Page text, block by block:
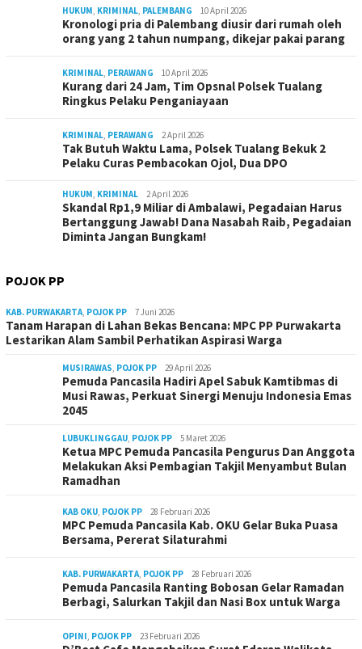
HUKUM, KRIMINAL, PALEMBANG 10 April 2026
Kronologi pria di Palembang diusir dari rumah oleh
orang yang 2 tahun numpang, dikejar pakai parang
KRIMINAL, PERAWANG 10 April 2026
Kurang dari 24 Jam, Tim Opsnal Polsek Tualang
Ringkus Pelaku Penganiayaan
KRIMINAL, PERAWANG 2 April 2026
Tak Butuh Waktu Lama, Polsek Tualang Bekuk 2
Pelaku Curas Pembacokan Ojol, Dua DPO
HUKUM, KRIMINAL 2 April 2026
Skandal Rp1,9 Miliar di Ambalawi, Pegadaian Harus
Bertanggung Jawab! Dana Nasabah Raib, Pegadaian
Diminta Jangan Bungkam!
POJOK PP
KAB. PURWAKARTA, POJOK PP 7 Juni 2026
Tanam Harapan di Lahan Bekas Bencana: MPC PP Purwakarta
Lestarikan Alam Sambil Perhatikan Aspirasi Warga
MUSIRAWAS, POJOK PP 29 April 2026
Pemuda Pancasila Hadiri Apel Sabuk Kamtibmas di
Musi Rawas, Perkuat Sinergi Menuju Indonesia Emas
2045
LUBUKLINGGAU, POJOK PP 5 Maret 2026
Ketua MPC Pemuda Pancasila Pengurus Dan Anggota
Melakukan Aksi Pembagian Takjil Menyambut Bulan
Ramadhan
KAB OKU, POJOK PP 28 Februari 2026
MPC Pemuda Pancasila Kab. OKU Gelar Buka Puasa
Bersama, Pererat Silaturahmi
KAB. PURWAKARTA, POJOK PP 28 Februari 2026
Pemuda Pancasila Ranting Bobosan Gelar Ramadan
Berbagi, Salurkan Takjil dan Nasi Box untuk Warga
OPINI, POJOK PP 23 Februari 2026